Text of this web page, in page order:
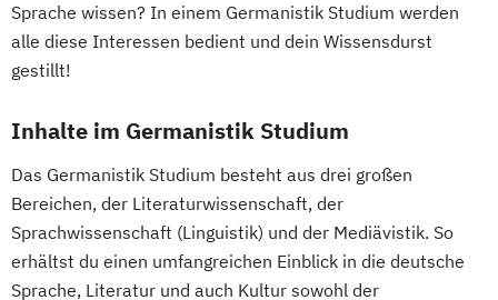
(Lehramt)
Geowissenschaften Germanistik
Geschichte
Geschichte des südöstlichen Europa
Sprache wissen? In einem Germanistik Studium werden
alle diese Interessen bedient und dein Wissensdurst
gestillt!
Inhalte im Germanistik Studium
Das Germanistik Studium besteht aus drei großen
Bereichen, der Literaturwissenschaft, der
Sprachwissenschaft (Linguistik) und der Mediävistik. So
erhältst du einen umfangreichen Einblick in die deutsche
Sprache, Literatur und auch Kultur sowohl der